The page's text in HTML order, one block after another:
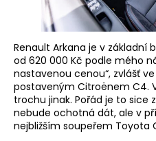
Renault Arkana je v základní
od 620 000 Kč podle mého
nastavenou cenou“, zvlášť
postaveným Citroënem C4.
trochu jinak. Pořád je to sice
nebude ochotná dát, ale v
nejbližším soupeřem Toyota